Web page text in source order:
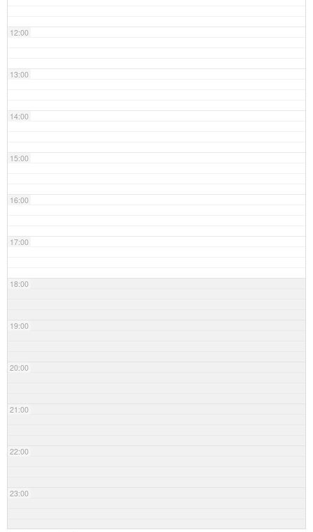
12:00
13:00
14:00
15:00
16:00
17:00
18:00
19:00
20:00
21:00
22:00
23:00